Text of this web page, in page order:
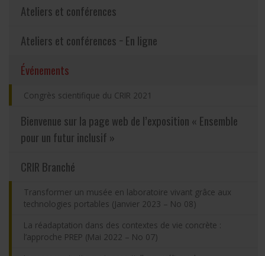
Partageons nos savoirs
Nous joindre
Accessibilité
Espace membre
Ateliers et conférences
Ateliers et conférences − En ligne
Événements
Congrès scientifique du CRIR 2021
Bienvenue sur la page web de l’exposition « Ensemble
pour un futur inclusif »
CRIR Branché
Transformer un musée en laboratoire vivant grâce aux
technologies portables (Janvier 2023 – No 08)
La réadaptation dans des contextes de vie concrète :
l’approche PREP (Mai 2022 – No 07)